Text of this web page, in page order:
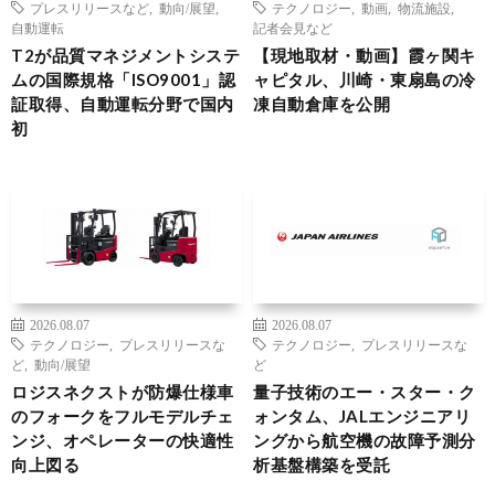
プレスリリースなど
動向/展望
自動運転
T2が品質マネジメントシステ
ムの国際規格「ISO9001」認
証取得、自動運転分野で国内
初
テクノロジー
動画 物流施設
記者会見など
【現地取材・動画】霞ヶ関キ
ャピタル、川崎・東扇島の冷
凍自動倉庫を公開
2026.08.07
テクノロジー
プレスリリースな
ど
動向/展望
ロジスネクストが防爆仕様車
のフォークをフルモデルチェ
ンジ、オペレーターの快適性
向上図る
2026.08.07
テクノロジー
プレスリリースな
ど
量子技術のエー・スター・ク
ォンタム、JALエンジニアリ
ングから航空機の故障予測分
析基盤構築を受託